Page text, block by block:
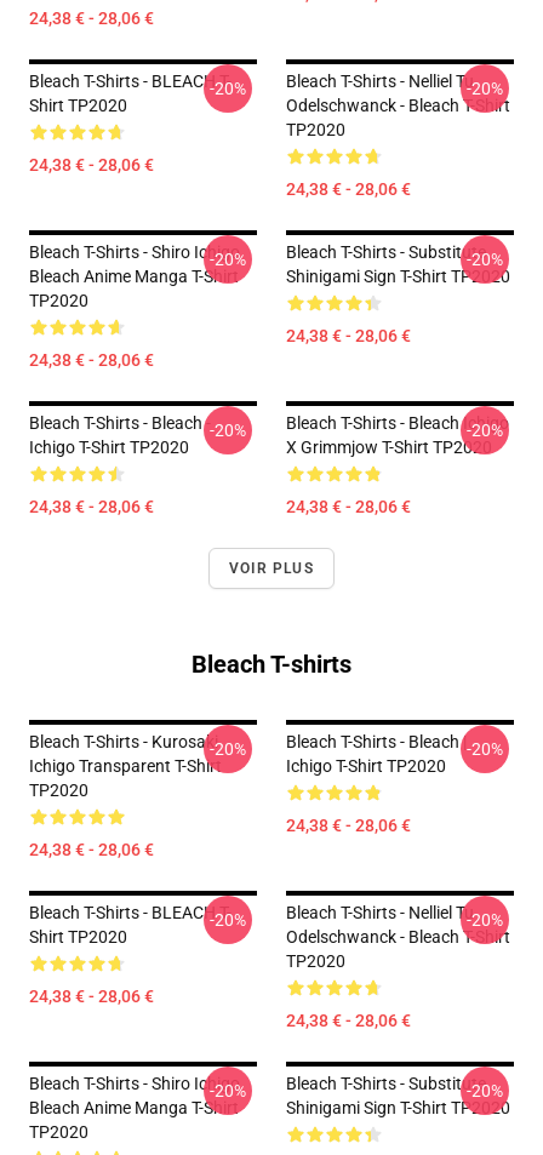
24,38 € - 28,06 €
Bleach T-Shirts - BLEACH T-
Shirt TP2020
24,38 € - 28,06 €
-20%
Bleach T-Shirts - Nelliel Tu
Odelschwanck - Bleach T-Shirt
TP2020
24,38 € - 28,06 €
-20%
Bleach T-Shirts - Shiro Ichigo
Bleach Anime Manga T-Shirt
TP2020
24,38 € - 28,06 €
-20%
Bleach T-Shirts - Substitute
Shinigami Sign T-Shirt TP2020
24,38 € - 28,06 €
-20%
Bleach T-Shirts - Bleach -
Ichigo T-Shirt TP2020
24,38 € - 28,06 €
-20%
Bleach T-Shirts - Bleach Ichigo
X Grimmjow T-Shirt TP2020
24,38 € - 28,06 €
-20%
VOIR PLUS
Bleach T-shirts
Bleach T-Shirts - Kurosaki
Ichigo Transparent T-Shirt
TP2020
24,38 € - 28,06 €
-20%
Bleach T-Shirts - Bleach |
Ichigo T-Shirt TP2020
24,38 € - 28,06 €
-20%
Bleach T-Shirts - BLEACH T-
Shirt TP2020
24,38 € - 28,06 €
-20%
Bleach T-Shirts - Nelliel Tu
Odelschwanck - Bleach T-Shirt
TP2020
24,38 € - 28,06 €
-20%
Bleach T-Shirts - Shiro Ichigo
Bleach Anime Manga T-Shirt
TP2020
-20%
Bleach T-Shirts - Substitute
Shinigami Sign T-Shirt TP2020
-20%